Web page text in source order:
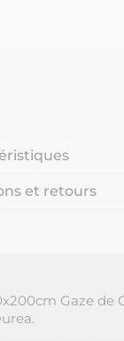
et retours
Gaze de